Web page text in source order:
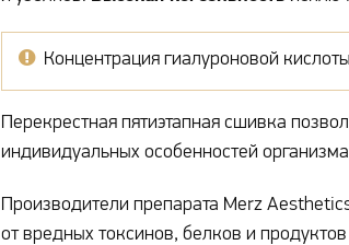
Концентрация гиалуроновой
Перекрестная пятиэтапная сшивка
индивидуальных особенностей
Производители препарата Merz
от вредных токсинов, белков и